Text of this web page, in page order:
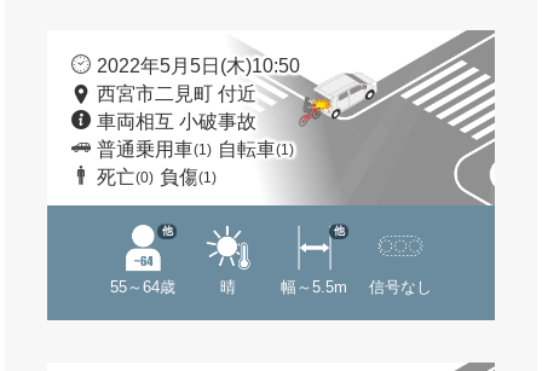
2022年5月5日(木)10:50
西宮市二見町 付近
車両相互 小破事故
普通乗用車(1) 自転車(1)
死亡(0) 負傷(1)
55～64歳
他
晴 幅～5.5m
他
信号なし